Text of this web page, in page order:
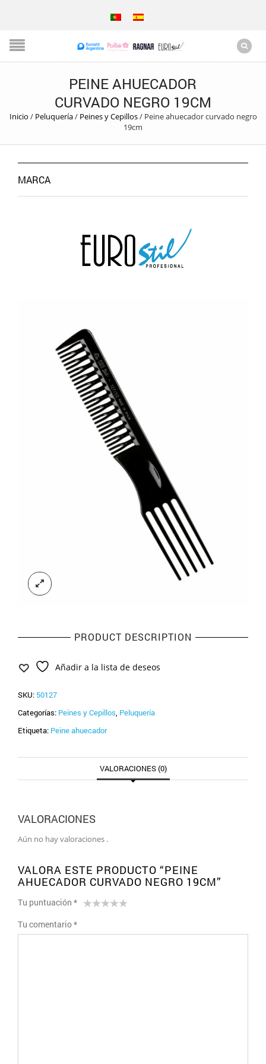
PEINE AHUECADOR
CURVADO NEGRO 19CM
Inicio / Peluquería/ Peines y Cepillos/ Peine ahuecador curvado negro
19cm
PRODUCT DESCRIPTION
Añadir a la lista de deseos
SKU: 50127
Categorías: Peines y Cepillos, Peluquería
Etiqueta: Peine ahuecador
VALORACIONES (0)
VALORACIONES
Aún no hay valoraciones .
VALORA ESTE PRODUCTO “PEINE
AHUECADOR CURVADO NEGRO 19CM”
Tu puntuación *
de
5
estrellas
estrellas
estrellas
Tu comentario*
MARCA